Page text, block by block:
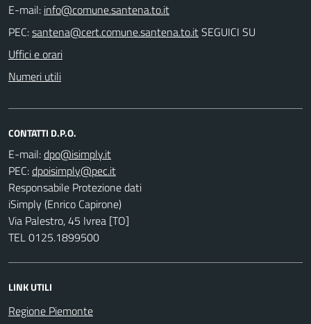
E-mail:
PEC:
SEGUICI SU
Uffici e orari
Numeri utili
CONTATTI D.P.O.
E-mail:
PEC:
Responsabile Protezione dati
iSimply (Enrico Capirone)
Via Palestro, 45 Ivrea [TO]
TEL 0125.1899500
LINK UTILI
Regione Piemonte